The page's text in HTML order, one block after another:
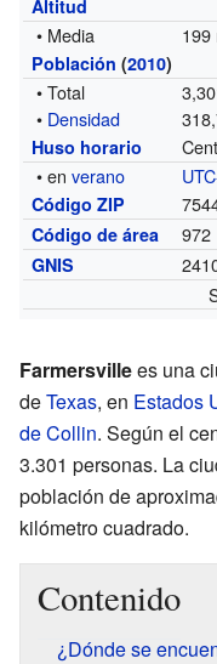
Altitud
• Media 199
Población (2010)
• Total
• Densidad
Huso horario
• enverano
Código ZIP
Código de área 972
GNIS
Farmersvillees una
deTexas, en Estados
de Collin. Según el
3.301 personas. La
población de
kilómetro cuadrado.
Contenido
¿Dónde se